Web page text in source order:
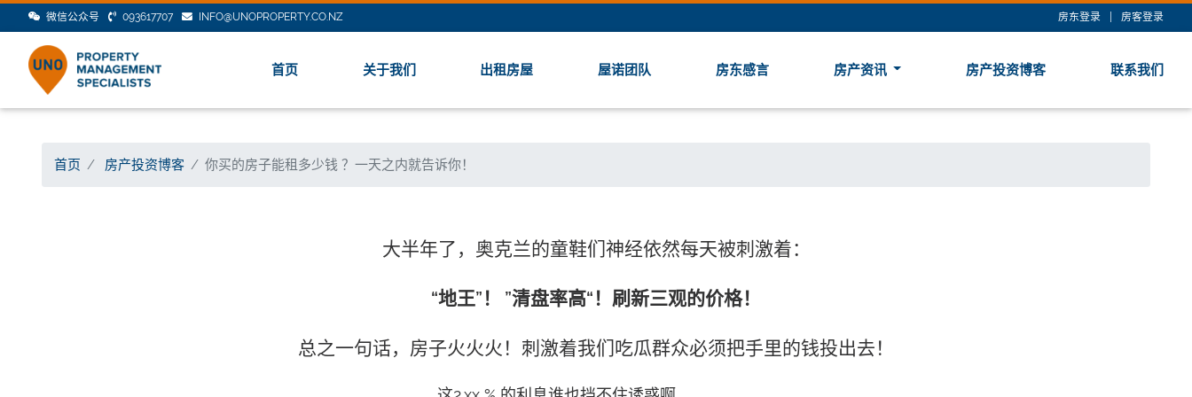
微信公众号 093617707 INFO@UNOPROPERTY.CO.NZ 房东登录 房客登录
首页 关于我们 出租房屋 屋诺团队 房东感言 房产资讯 房产投资博客 联系我们
首页 房产投资博客 你买的房子能租多少钱 ？一天之内就告诉你！
大半年了，奥克兰的童鞋们神经依然每天被刺激着：
“地王”！ ”清盘率高“！刷新三观的价格！
总之一句话，房子火火火！刺激着我们吃瓜群众必须把手里的钱投出去！